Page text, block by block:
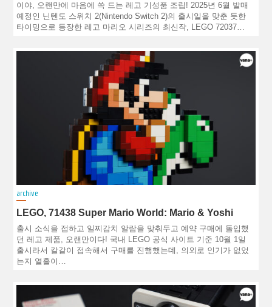
이야, 오랜만에 마음에 쏙 드는 레고 기성품 조립! 2025년 6월 발매
예정인 닌텐도 스위치 2(Nintendo Switch 2)의 출시일을 맞춘 듯한
타이밍으로 등장한 레고 마리오 시리즈의 최신작, LEGO 72037…
archive
LEGO, 71438 Super Mario World: Mario & Yoshi
출시 소식을 접하고 일찌감치 알람을 맞춰두고 예약 구매에 돌입했
던 레고 제품, 오랜만이다! 국내 LEGO 공식 사이트 기준 10월 1일
출시라서 칼같이 접속해서 구매를 진행했는데, 의외로 인기가 없었
는지 열흘이…